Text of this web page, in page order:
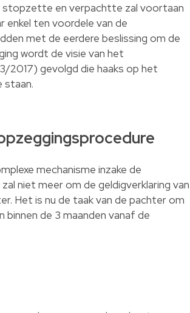
stopzette en verpachtte zal voortaan
enkel ten voordele van de
met de eerdere beslissing om de
wordt de visie van het
2017) gevolgd die haaks op het
staan.
mechanisme inzake de
niet meer om de geldigverklaring van
Het is nu de taak van de pachter om
de 3 maanden vanaf de